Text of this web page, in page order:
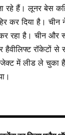
रहे हैं। लूनर बेस
कर दिया है। चीन
रहा है। चीन और
रॉकेटों से
में लीड ले